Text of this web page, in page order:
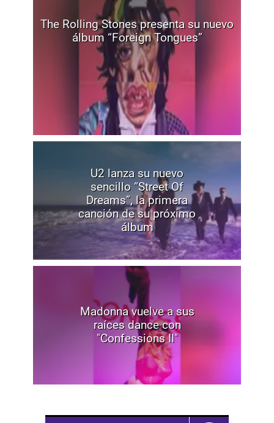
The Rolling Stones presenta su nuevo
álbum “Foreign Tongues”
U2 lanza su nuevo
sencillo “Street Of
Dreams”, la primera
canción de su próximo
álbum
Madonna vuelve a sus
raíces dance con
"Confessions II"